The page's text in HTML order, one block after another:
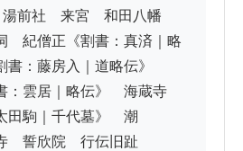
前社　来宮　和田八幡
紀僧正《割書：真済｜略
：藤房入｜道略伝》
雲居｜略伝》　海蔵寺
田駒｜千代墓》　潮
誓欣院　行伝旧趾